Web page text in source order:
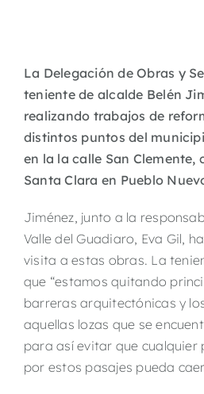
La Delegación de Obras y
teniente de alcalde Belén
realizando trabajos de
distintos puntos del
en la la calle San Clemente,
Santa Clara en Pueblo
Jiménez, junto a la
Valle del Guadiaro, Eva Gil,
visita a estas obras. La
que “estamos quitando
barreras arquitectónicas y
aquellas lozas que se
para así evitar que cualquier
por estos pasajes pueda